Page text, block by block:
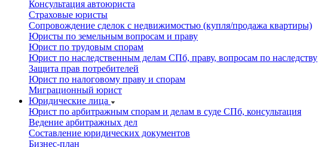
Консультация автоюриста
Страховые юристы
Сопровождение сделок с недвижимостью (купля/продажа квартиры)
Юристы по земельным вопросам и праву
Юрист по трудовым спорам
Юрист по наследственным делам СПб, праву, вопросам по наследству
Защита прав потребителей
Юрист по налоговому праву и спорам
Миграционный юрист
Юридические лица
Юрист по арбитражным спорам и делам в суде СПб, консультация
Ведение арбитражных дел
Составление юридических документов
Бизнес-план